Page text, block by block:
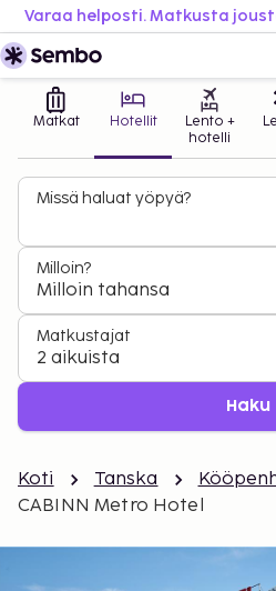
Matkat Hotellit
Lento +
hotelli
Missä haluat yöpyä?
Milloin?
Milloin tahansa
Matkustajat
2 aikuista
Haku
Koti Tanska
CABINN Metro Hotel